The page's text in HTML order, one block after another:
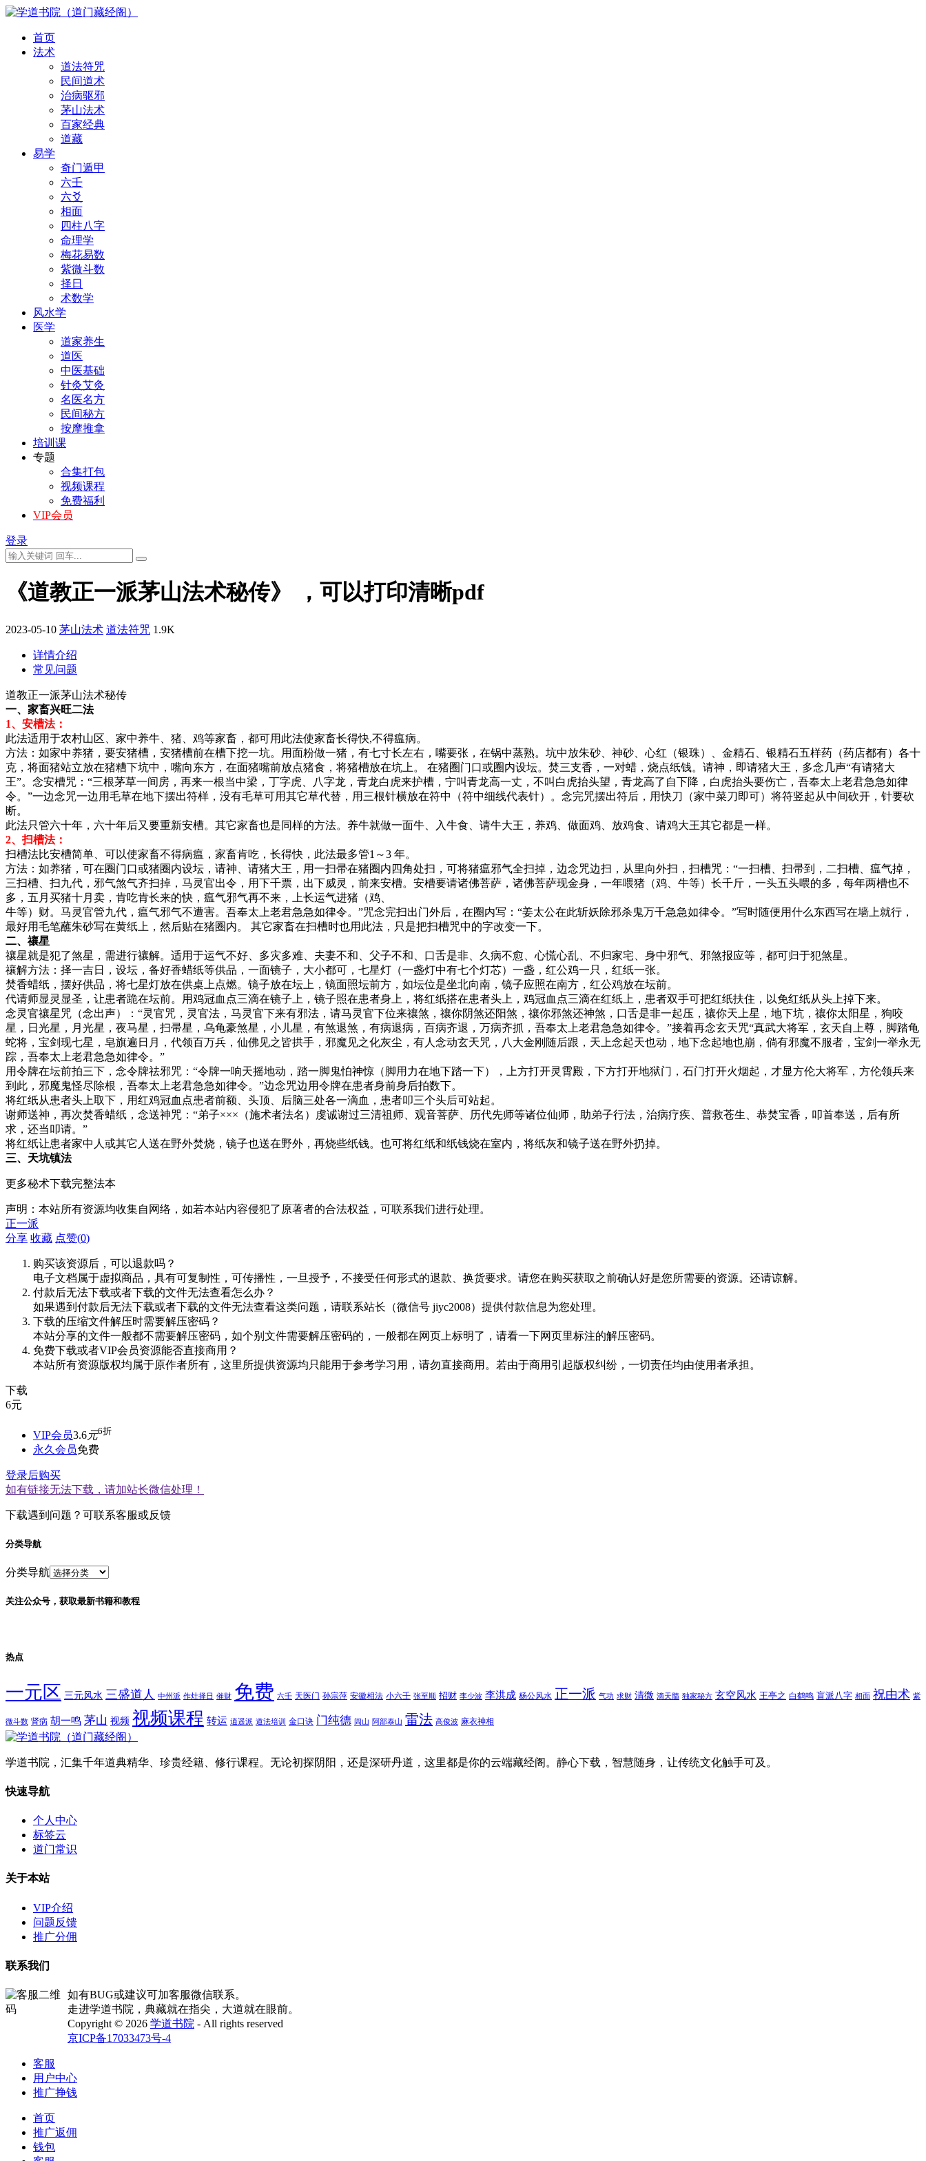
首页
法术
道法符咒
民间道术
治病驱邪
茅山法术
百家经典
道藏
易学
奇门遁甲
六壬
六爻
相面
四柱八字
命理学
梅花易数
紫微斗数
择日
术数学
风水学
医学
道家养生
道医
中医基础
针灸艾灸
名医名方
民间秘方
按摩推拿
培训课
专题
合集打包
视频课程
免费福利
VIP会员
登录
《道教正一派茅山法术秘传》 ，可以打印清晰pdf
2023-05-10 茅山法术 道法符咒 1.9K
详情介绍
常见问题
道教正一派茅山法术秘传
一、家畜兴旺二法
1、安槽法：
此法适用于农村山区、家中养牛、猪、鸡等家畜，都可用此法使家畜长得快,不得瘟病。
方法：如家中养猪，要安猪槽，安猪槽前在槽下挖一坑。用面粉做一猪，有七寸长左右，嘴要张，在锅中蒸熟。坑中放朱砂、神砂、心红（银珠）、金精石、银精石五样药（药店都有）各十
克，将面猪站立放在猪糟下坑中，嘴向东方，在面猪嘴前放点猪食，将猪槽放在坑上。 在猪圈门口或圈内设坛。焚三支香，一对蜡，烧点纸钱。请神，即请猪大王，多念几声“有请猪大
王”。念安槽咒：“三根茅草一间房，再来一根当中梁，丁字虎、八字龙，青龙白虎来护槽，宁叫青龙高一丈，不叫白虎抬头望，青龙高了自下降，白虎抬头要伤亡，吾奉太上老君急急如律
令。”一边念咒一边用毛草在地下摆出符样，没有毛草可用其它草代替，用三根针横放在符中（符中细线代表针）。念完咒摆出符后，用快刀（家中菜刀即可）将符竖起从中间砍开，针要砍
断。
此法只管六十年，六十年后又要重新安槽。其它家畜也是同样的方法。养牛就做一面牛、入牛食、请牛大王，养鸡、做面鸡、放鸡食、请鸡大王其它都是一样。
2、扫槽法：
扫槽法比安槽简单、可以使家畜不得病瘟，家畜肯吃，长得快，此法最多管1～3 年。
方法：如养猪，可在圈门口或猪圈内设坛，请神、请猪大王，用一扫帚在猪圈内四角处扫，可将猪瘟邪气全扫掉，边念咒边扫，从里向外扫，扫槽咒：“一扫槽、扫帚到，二扫槽、瘟气掉，
三扫槽、扫九代，邪气煞气齐扫掉，马灵官出令，用下千票，出下威灵，前来安槽。安槽要请诸佛菩萨，诸佛菩萨现金身，一年喂猪（鸡、牛等）长千斤，一头五头喂的多，每年两槽也不
多，五月买猪十月卖，肯吃肯长来的快，瘟气邪气再不来，上长运气进猪（鸡、
牛等）财。马灵官管九代，瘟气邪气不遭害。吾奉太上老君急急如律令。”咒念完扫出门外后，在圈内写：“姜太公在此斩妖除邪杀鬼万千急急如律令。”写时随便用什么东西写在墙上就行，
最好用毛笔蘸朱砂写在黄纸上，然后贴在猪圈内。 其它家畜在扫槽时也用此法，只是把扫槽咒中的字改变一下。
二、禳星
禳星就是犯了煞星，需进行禳解。适用于运气不好、多灾多难、夫妻不和、父子不和、口舌是非、久病不愈、心慌心乱、不归家宅、身中邪气、邪煞报应等，都可归于犯煞星。
禳解方法：择一吉日，设坛，备好香蜡纸等供品，一面镜子，大小都可，七星灯（一盏灯中有七个灯芯）一盏，红公鸡一只，红纸一张。
焚香蜡纸，摆好供品，将七星灯放在供桌上点燃。镜子放在坛上，镜面照坛前方，如坛位是坐北向南，镜子应照在南方，红公鸡放在坛前。
代请师显灵显圣，让患者跪在坛前。用鸡冠血点三滴在镜子上，镜子照在患者身上，将红纸搭在患者头上，鸡冠血点三滴在红纸上，患者双手可把红纸扶住，以免红纸从头上掉下来。
念灵官禳星咒（念出声）：“灵官咒，灵官法，马灵官下来有邪法，请马灵官下位来禳煞，禳你阴煞还阳煞，禳你邪煞还神煞，口舌是非一起压，禳你天上星，地下坑，禳你太阳星，狗咬
星，日光星，月光星，夜马星，扫帚星，乌龟豪煞星，小儿星，有煞退煞，有病退病，百病齐退，万病齐抓，吾奉太上老君急急如律令。”接着再念玄天咒“真武大将军，玄天自上尊，脚踏龟
蛇将，宝剑现七星，皂旗遍日月，代领百万兵，仙佛见之皆拱手，邪魔见之化灰尘，有人念动玄天咒，八大金刚随后跟，天上念起天也动，地下念起地也崩，倘有邪魔不服者，宝剑一举永无
踪，吾奉太上老君急急如律令。”
用令牌在坛前拍三下，念令牌祛邪咒：“令牌一响天摇地动，踏一脚鬼怕神惊（脚用力在地下踏一下），上方打开灵霄殿，下方打开地狱门，石门打开火烟起，才显方伦大将军，方伦领兵来
到此，邪魔鬼怪尽除根，吾奉太上老君急急如律令。”边念咒边用令牌在患者身前身后拍数下。
将红纸从患者头上取下，用红鸡冠血点患者前额、头顶、后脑三处各一滴血，患者叩三个头后可站起。
谢师送神，再次焚香蜡纸，念送神咒：“弟子×××（施术者法名）虔诚谢过三清祖师、观音菩萨、历代先师等诸位仙师，助弟子行法，治病疗疾、普救苍生、恭焚宝香，叩首奉送，后有所
求，还当叩请。”
将红纸让患者家中人或其它人送在野外焚烧，镜子也送在野外，再烧些纸钱。也可将红纸和纸钱烧在室内，将纸灰和镜子送在野外扔掉。
三、天坑镇法
更多秘术下载完整法本
声明：本站所有资源均收集自网络，如若本站内容侵犯了原著者的合法权益，可联系我们进行处理。
正一派
分享 收藏 点赞(0)
购买该资源后，可以退款吗？
电子文档属于虚拟商品，具有可复制性，可传播性，一旦授予，不接受任何形式的退款、换货要求。请您在购买获取之前确认好是您所需要的资源。还请谅解。
付款后无法下载或者下载的文件无法查看怎么办？
如果遇到付款后无法下载或者下载的文件无法查看这类问题，请联系站长（微信号 jiyc2008）提供付款信息为您处理。
下载的压缩文件解压时需要解压密码？
本站分享的文件一般都不需要解压密码，如个别文件需要解压密码的，一般都在网页上标明了，请看一下网页里标注的解压密码。
免费下载或者VIP会员资源能否直接商用？
本站所有资源版权均属于原作者所有，这里所提供资源均只能用于参考学习用，请勿直接商用。若由于商用引起版权纠纷，一切责任均由使用者承担。
下载
6元
VIP会员3.6元6折
永久会员免费
登录后购买
如有链接无法下载，请加站长微信处理！
下载遇到问题？可联系客服或反馈
分类导航
分类导航
关注公众号，获取最新书籍和教程
热点
一元区 三元风水 三盛道人 中州派 作灶择日 催财 免费 六壬 天医门 孙宗萍 安徽相法 小六壬 张至顺 招财 李少波 李洪成 杨公风水 正一派 气功 求财 清微 滴天髓 独家秘方 玄空风水 王亭之 白鹤鸣 盲派八字 相面 祝由术 紫
微斗数 肾病 胡一鸣 茅山 视频 视频课程 转运 逍遥派 道法培训 金口诀 门纯德 闾山 阿部泰山 雷法 高俊波 麻衣神相
学道书院，汇集千年道典精华、珍贵经籍、修行课程。无论初探阴阳，还是深研丹道，这里都是你的云端藏经阁。静心下载，智慧随身，让传统文化触手可及。
快速导航
个人中心
标签云
道门常识
关于本站
VIP介绍
问题反馈
推广分佣
联系我们
如有BUG或建议可加客服微信联系。
走进学道书院，典藏就在指尖，大道就在眼前。
Copyright © 2026 学道书院 - All rights reserved
京ICP备17033473号-4
客服
用户中心
推广挣钱
首页
推广返佣
钱包